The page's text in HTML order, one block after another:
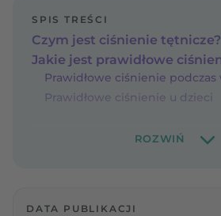
SPIS TREŚCI
Czym jest ciśnienie tętnicze?
Prawidłowe ciśnienie u dzieci
DATA PUBLIKACJI